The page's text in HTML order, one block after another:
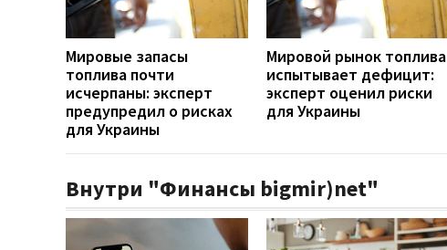
Мировые запасы
топлива почти
исчерпаны: эксперт
предупредил о рисках
для Украины
Мировой рынок топлива
испытывает дефицит:
эксперт оценил риски
для Украины
Внутри "Финансы bigmir)net"